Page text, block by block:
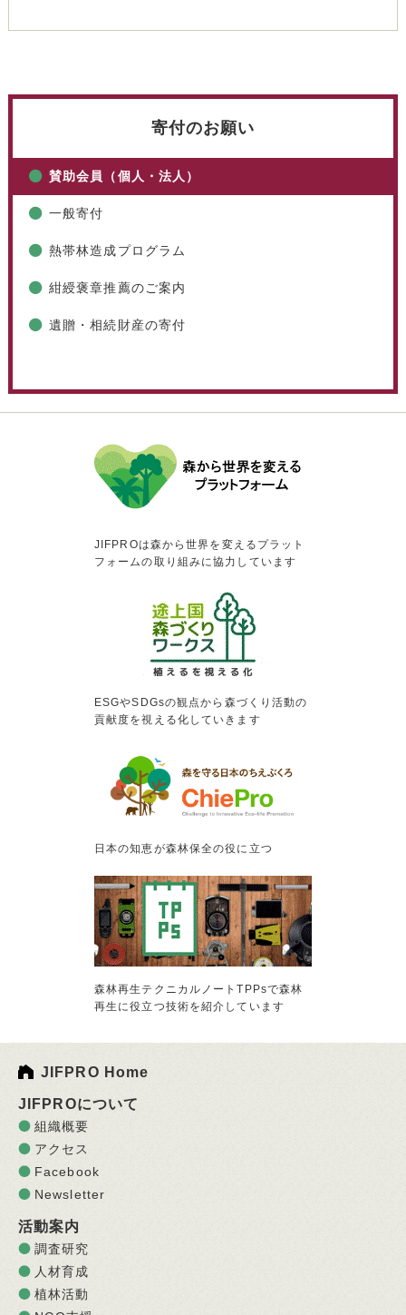
寄付のお願い
賛助会員（個人・法人）
一般寄付
熱帯林造成プログラム
紺綬褒章推薦のご案内
遺贈・相続財産の寄付
JIFPROは森から世界を変えるプラット
フォームの取り組みに協力しています
ESGやSDGsの観点から森づくり活動の
貢献度を視える化していきます
日本の知恵が森林保全の役に立つ
森林再生テクニカルノートTPPsで森林
再生に役立つ技術を紹介しています
JIFPRO Home
JIFPROについて
組織概要
アクセス
Facebook
Newsletter
活動案内
調査研究
人材育成
植林活動